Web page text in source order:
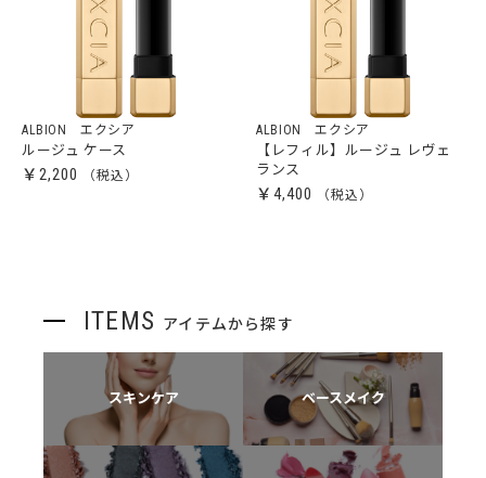
ALBION エクシア
ルージュ ケース
￥2,200
ALBION エクシア
【レフィル】ルージュ レヴェ
ランス
￥4,400
ITEMS アイテムから探す
スキンケア ベースメイク